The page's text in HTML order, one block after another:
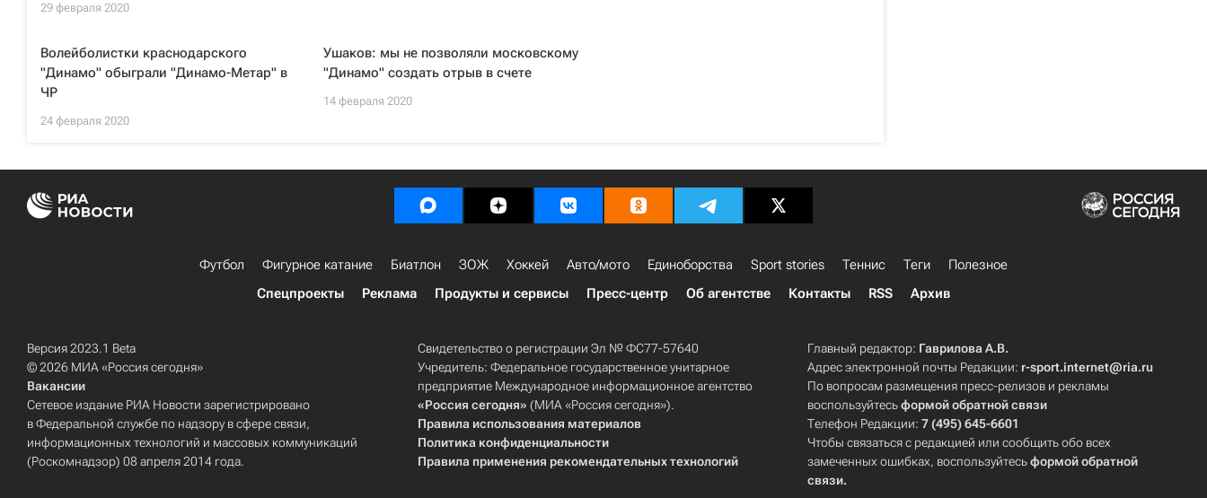
29 февраля 2020
Волейболистки краснодарского
"Динамо" обыграли "Динамо-Метар" в
ЧР
24 февраля 2020
Ушаков: мы не позволяли московскому
"Динамо" создать отрыв в счете
14 февраля 2020
Футбол Фигурное катание Биатлон ЗОЖ Хоккей Авто/мото Единоборства Sport stories Теннис Теги
Полезное
Спецпроекты
Реклама Продукты и сервисы Пресс-центр Об агентстве Контакты RSS Архив
Версия 2023.1 Beta
© 2026 МИА «Россия сегодня»
Вакансии
Сетевое издание РИА Новости зарегистрировано
в Федеральной службе по надзору в сфере связи,
информационных технологий и массовых коммуникаций
(Роскомнадзор) 08 апреля 2014 года.
Свидетельство о регистрации Эл № ФС77-57640
Учредитель: Федеральное государственное унитарное
предприятие Международное информационное агентство
«Россия сегодня» (МИА «Россия сегодня»).
Правила использования материалов
Политика конфиденциальности
Правила применения рекомендательных технологий
Главный редактор: Гаврилова А.В.
Адрес электронной почты Редакции: r-sport.internet@ria.ru
По вопросам размещения пресс-релизов и рекламы
воспользуйтесьформой обратной связи
Телефон Редакции:7 (495) 645-6601
Чтобы связаться с редакцией или сообщить обо всех
замеченных ошибках, воспользуйтесьформой обратной
связи.